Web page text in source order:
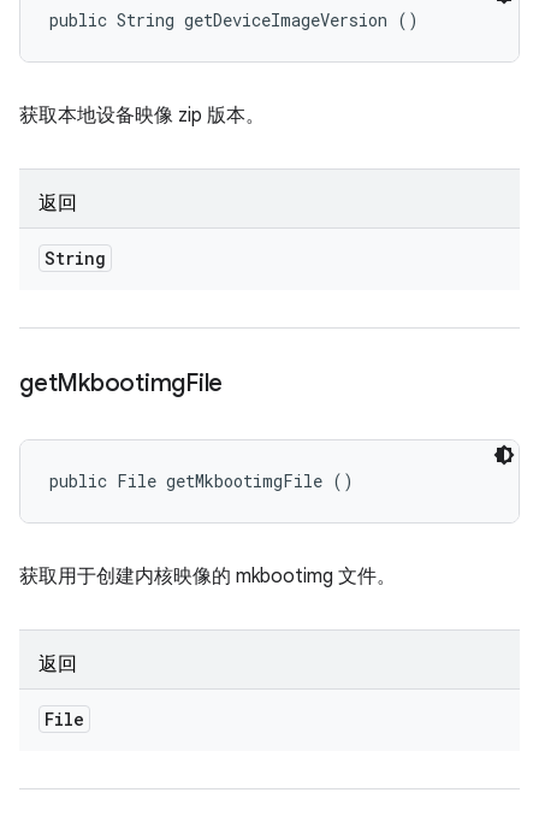
public String getDeviceImageVersion ()
获取本地设备映像 zip 版本。
返回
String
getMkbootimgFile
public File getMkbootimgFile ()
获取用于创建内核映像的 mkbootimg 文件。
返回
File